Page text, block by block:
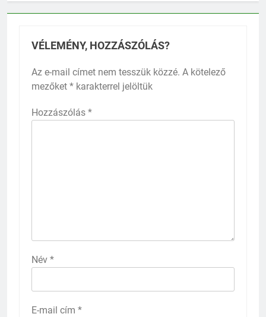
VÉLEMÉNY, HOZZÁSZÓLÁS?
Az e-mail címet nem tesszük közzé. A kötelező
mezőket * karakterrel jelöltük
Hozzászólás *
Név *
E-mail cím *